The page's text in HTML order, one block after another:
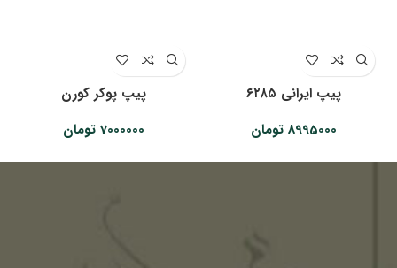
پیپ ایرانی ۶۲۸۵
8995000 تومان
پیپ پوکر کورن
7000000 تومان